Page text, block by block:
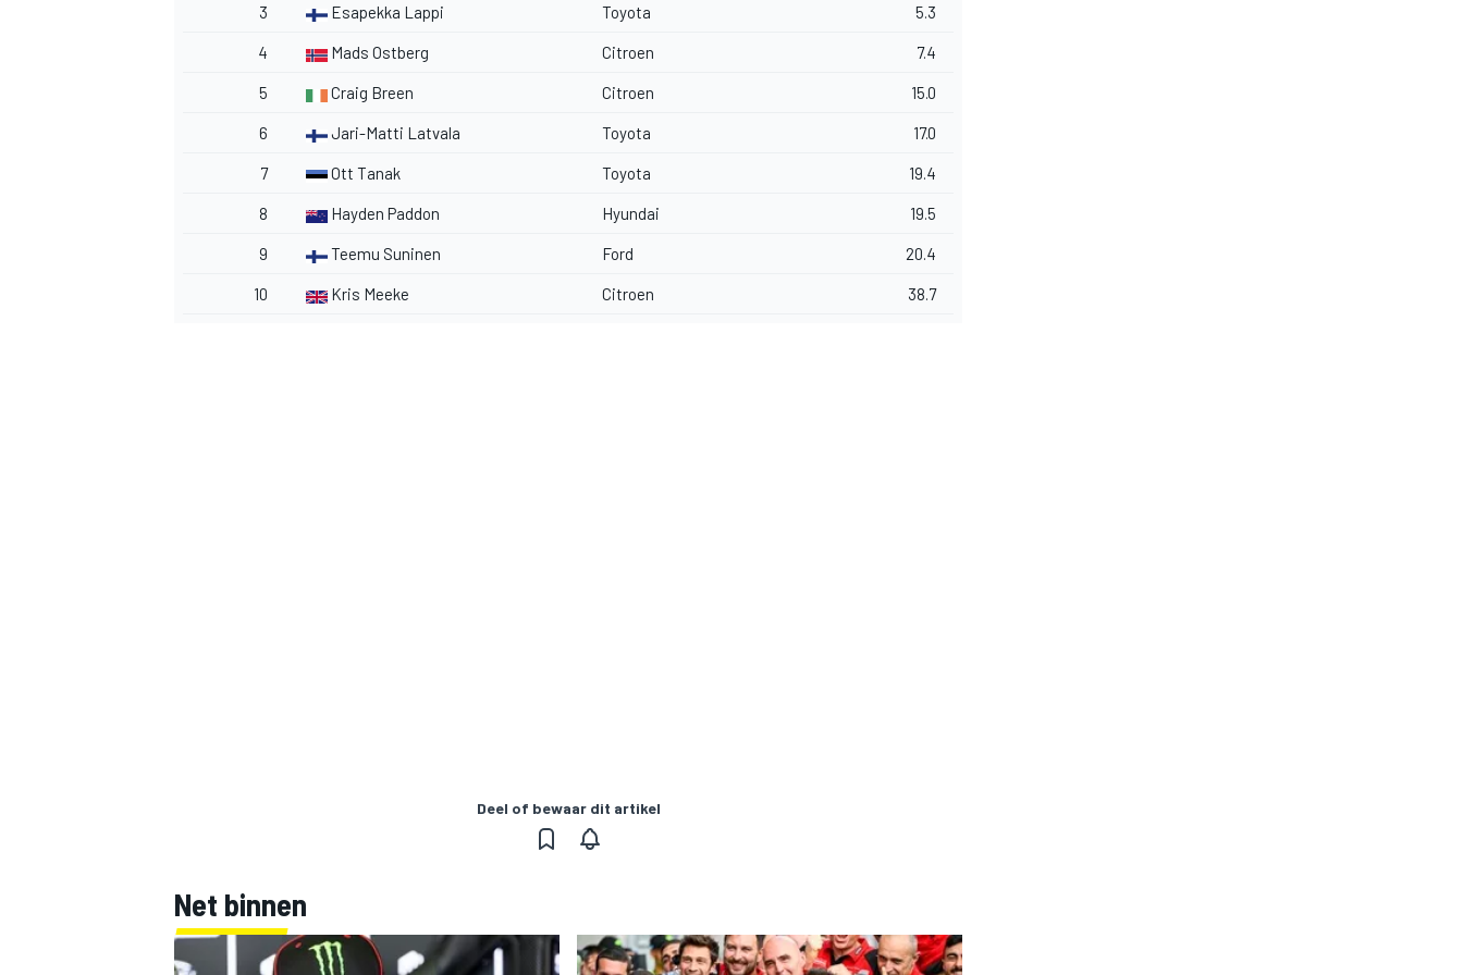
3 Esapekka Lappi Toyota 5.3
4 Mads Ostberg Citroen 7.4
5 Craig Breen Citroen 15.0
6 Jari-Matti Latvala Toyota 17.0
7 Ott Tanak Toyota 19.4
8 Hayden Paddon Hyundai 19.5
9 Teemu Suninen Ford 20.4
10 Kris Meeke Citroen 38.7
Deel of bewaar dit artikel
Net binnen